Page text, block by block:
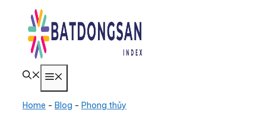
Chuyển
Home - Blog - Phong thủy